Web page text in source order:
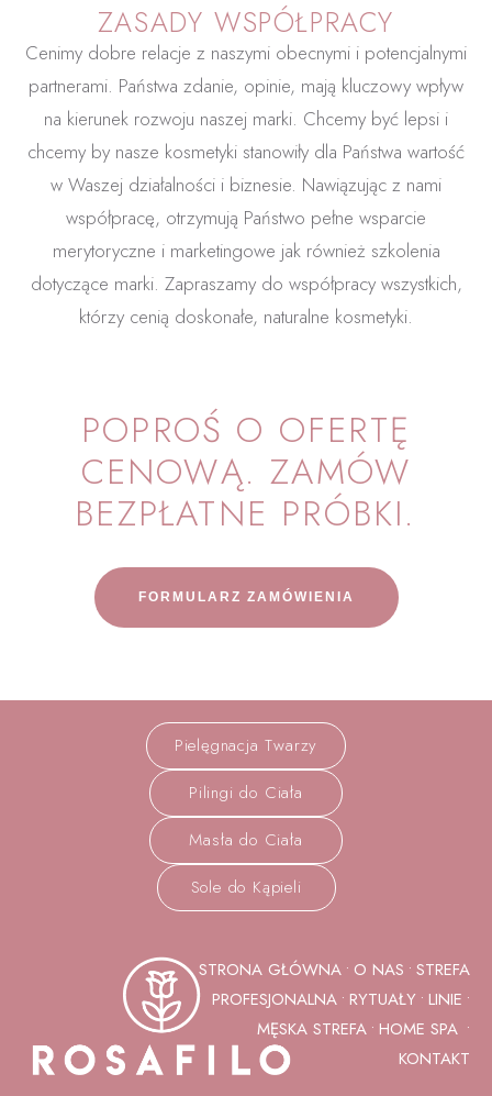
ZASADY WSPÓŁPRACY
Cenimy dobre relacje z naszymi obecnymi i potencjalnymi
partnerami. Państwa zdanie, opinie, mają kluczowy wpływ
na kierunek rozwoju naszej marki. Chcemy być lepsi i
chcemy by nasze kosmetyki stanowiły dla Państwa wartość
w Waszej działalności i biznesie. Nawiązując z nami
współpracę, otrzymują Państwo pełne wsparcie
merytoryczne i marketingowe jak również szkolenia
dotyczące marki. Zapraszamy do współpracy wszystkich,
którzy cenią doskonałe, naturalne kosmetyki.
POPROŚ O OFERTĘ
CENOWĄ. ZAMÓW
BEZPŁATNE PRÓBKI.
FORMULARZ ZAMÓWIENIA
Pielęgnacja Twarzy
Pilingi do Ciała
Masła do Ciała
Sole do Kąpieli
STRONA GŁÓWNA • O NAS • STREFA
PROFESJONALNA • RYTUAŁY • LINIE •
MĘSKA STREFA • HOME SPA •
KONTAKT